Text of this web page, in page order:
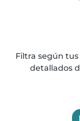
Filtra según
detallados